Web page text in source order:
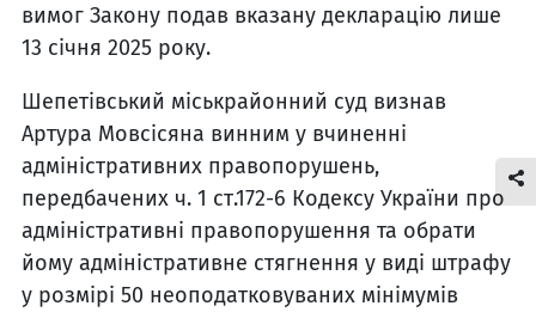
вимог Закону подав вказану декларацію лише
13 січня 2025 року.
Шепетівський міськрайонний суд визнав
Артура Мовсісяна винним у вчиненні
адміністративних правопорушень,
передбачених ч. 1 ст.172-6 Кодексу України про
адміністративні правопорушення та обрати
йому адміністративне стягнення у виді штрафу
у розмірі 50 неоподатковуваних мінімумів